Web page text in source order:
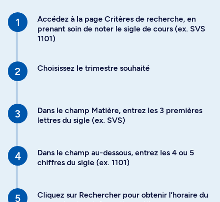
Accédez à la page Critères de recherche, en
prenant soin de noter le sigle de cours (ex. SVS
1101)
Choisissez le trimestre souhaité
Dans le champ Matière, entrez les 3 premières
lettres du sigle (ex. SVS)
Dans le champ au-dessous, entrez les 4 ou 5
chiffres du sigle (ex. 1101)
Cliquez sur Rechercher pour obtenir l’horaire du